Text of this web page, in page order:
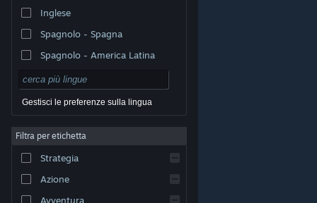
appartengono ai rispettivi proprietari negli Stati Uniti e
legali|
Steam| Rimborsi|
Inglese
Spagnolo - Spagna
Spagnolo - America Latina
Gestisci le preferenze sulla lingua
Filtra per etichetta
Strategia
Azione
Avventura